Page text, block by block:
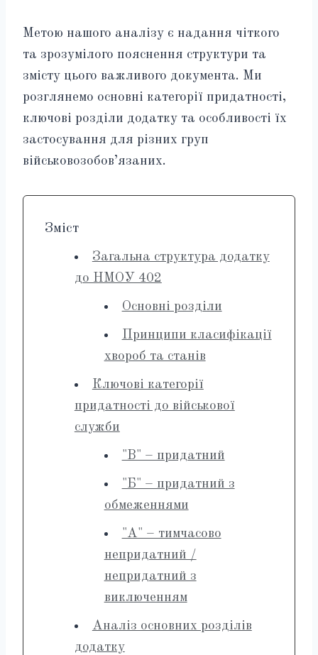
Метою нашого аналізу є надання чіткого
та зрозумілого пояснення структури та
змісту цього важливого документа. Ми
розглянемо основні категорії придатності,
ключові розділи додатку та особливості їх
застосування для різних груп
військовозобов’язаних.
Зміст
Загальна структура додатку
до НМОУ 402
Основні розділи
Принципи класифікації
хвороб та станів
Ключові категорії
придатності до військової
служби
"В" – придатний
"Б" – придатний з
обмеженнями
"А" – тимчасово
непридатний /
непридатний з
виключенням
Аналіз основних розділів
додатку